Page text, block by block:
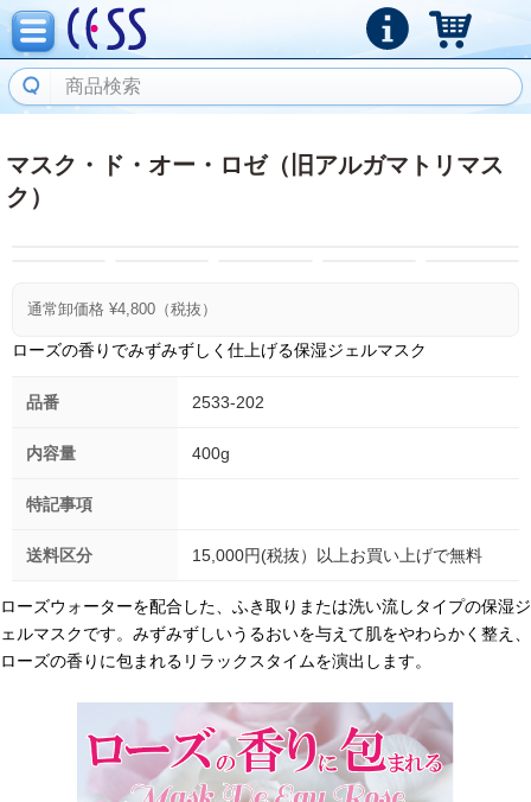
マスク・ド・オー・ロゼ（旧アルガマトリマス
ク）
通常卸価格 ¥4,800 （税抜）
ローズの香りでみずみずしく仕上げる保湿ジェルマスク
品番 2533-202
内容量 400g
特記事項
送料区分 15,000円(税抜）以上お買い上げで無料
ローズウォーターを配合した、ふき取りまたは洗い流しタイプの保湿ジ
ェルマスクです。みずみずしいうるおいを与えて肌をやわらかく整え、
ローズの香りに包まれるリラックスタイムを演出します。